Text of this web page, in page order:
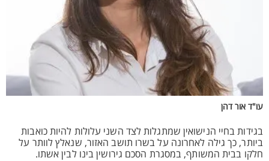
עו"ד אור דהן
בגידות בחיי הנישואין שמתגלות לצד השני עלולות להיות כואבות
ביותר, כך גילה לאחרונה על בשרו תושב האזור, שנאלץ לוותר על
חלקו בבית המשותף, במסגרת הסכם גירושין בינו לבין אשתו.